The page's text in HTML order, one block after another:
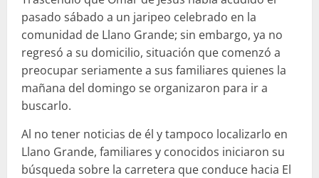
pasado sábado a un jaripeo celebrado en la
comunidad de Llano Grande; sin embargo, ya no
regresó a su domicilio, situación que comenzó a
preocupar seriamente a sus familiares quienes la
mañana del domingo se organizaron para ir a
buscarlo.
Al no tener noticias de él y tampoco localizarlo en
Llano Grande, familiares y conocidos iniciaron su
búsqueda sobre la carretera que conduce hacia El